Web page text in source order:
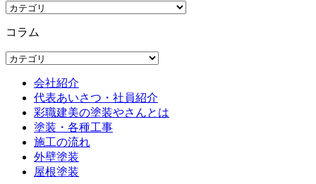
コラム
会社紹介
代表あいさつ・社員紹介
彩職建美の塗装やさんとは
塗装・各種工事
施工の流れ
外壁塗装
屋根塗装